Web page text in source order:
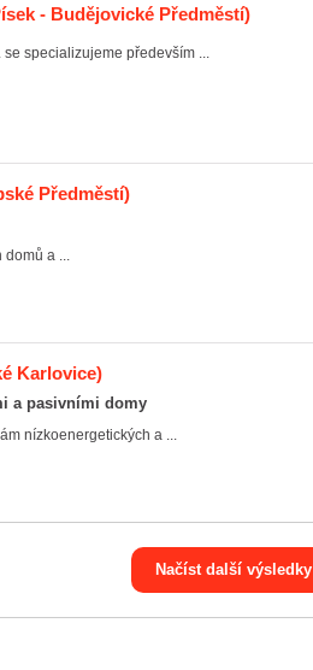
- Budějovické Předměstí)
se specializujeme především ...
Předměstí)
domů a ...
Karlovice)
a pasivními domy
nízkoenergetických a ...
Načíst další výsledky